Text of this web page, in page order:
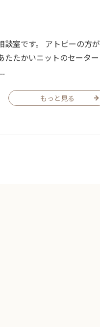
談室です。 アトピーの方が
たたかいニットのセーター
もっと見る